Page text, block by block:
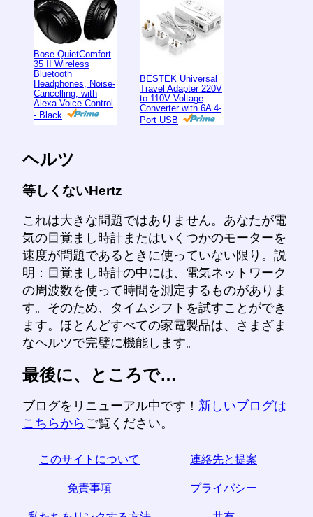
Bose QuietComfort
35 II Wireless
Bluetooth
Headphones, Noise-
Cancelling, with
Alexa Voice Control
- Black
BESTEK Universal
Travel Adapter 220V
to 110V Voltage
Converter with 6A 4-
Port USB
ヘルツ
等しくないHertz
これは大きな問題ではありません。あなたが電
気の目覚まし時計またはいくつかのモーターを
速度が問題であるときに使っていない限り。説
明：目覚まし時計の中には、電気ネットワーク
の周波数を使って時間を測定するものがありま
す。そのため、タイムシフトを試すことができ
ます。ほとんどすべての家電製品は、さまざま
なヘルツで完璧に機能します。
最後に、ところで…
ブログをリニューアル中です！ 新しいブログは
こちらから ご覧ください。
このサイトについて 連絡先と提案
免責事項 プライバシー